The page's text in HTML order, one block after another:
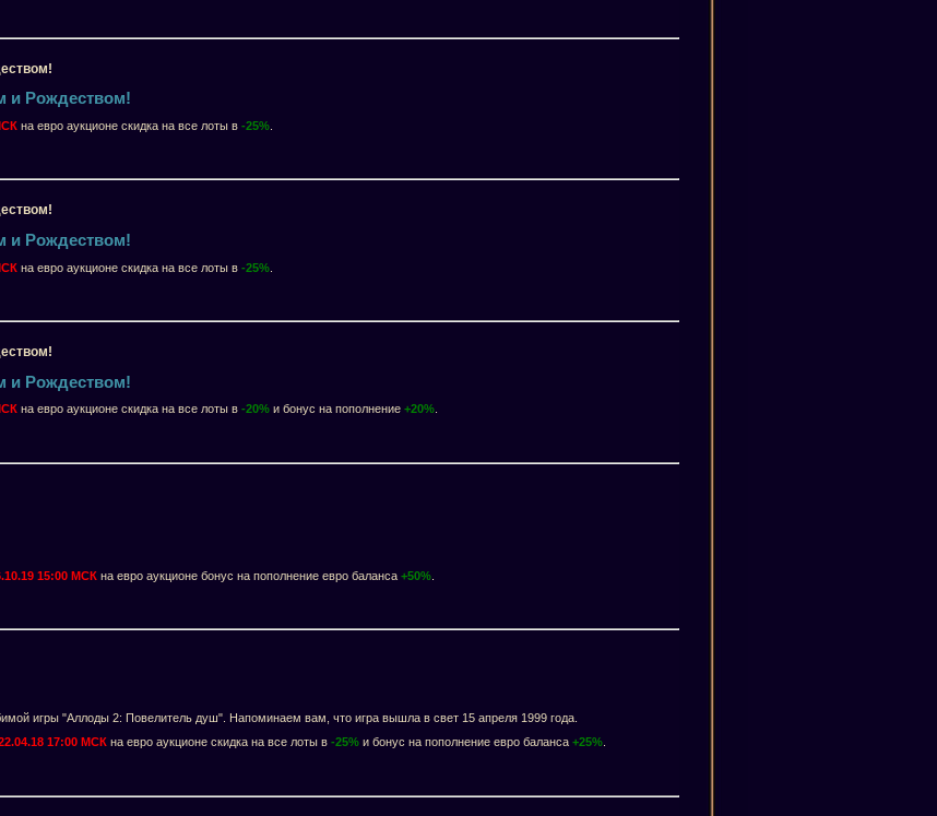
и Рождеством!
на евро аукционе скидка на все лоты в -25%
и Рождеством!
на евро аукционе скидка на все лоты в -25%
и Рождеством!
на евро аукционе скидка на все лоты в -20% и бонус на пополнение +20%
15:00 МСК на евро аукционе бонус на пополнение евро баланса +50%
игры "Аллоды 2: Повелитель душ". Напоминаем вам, что игра вышла в свет 15 апреля 1999 года.
17:00 МСК на евро аукционе скидка на все лоты в -25% и бонус на пополнение евро баланса +25%